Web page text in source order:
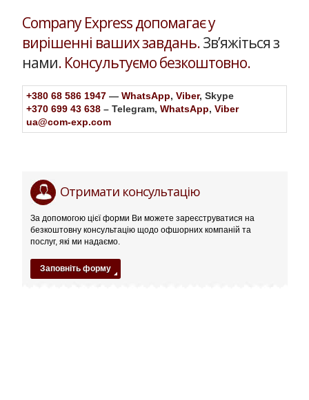
Company Express допомагає у
вирішенні ваших завдань.Зв’яжіться з
нами. Консультуємо безкоштовно.
+380 68 586 1947— WhatsApp, Viber, Skype
+370 699 43 638– Telegram, WhatsApp, Viber
ua@com-exp.com
22ce*comМаршаллові
острови
сприятливі
умови
для
Отримати консультацію
За допомогою цієї форми Ви можете зареєструватися на
безкоштовну консультацію щодо офшорних компаній та
послуг, які ми надаємо.
Заповніть форму